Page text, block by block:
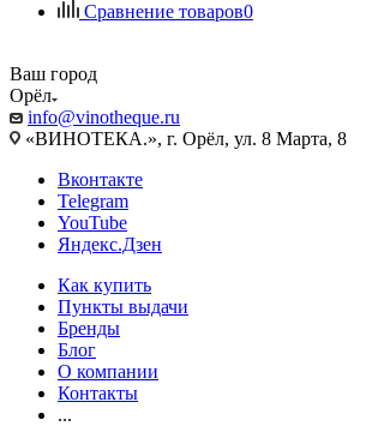
Сравнение товаров0
Ваш город
Орёл
info@vinotheque.ru
«ВИНОТЕКА.», г. Орёл, ул. 8 Марта, 8
Вконтакте
Telegram
YouTube
Яндекс.Дзен
Как купить
Пункты выдачи
Бренды
Блог
О компании
Контакты
...